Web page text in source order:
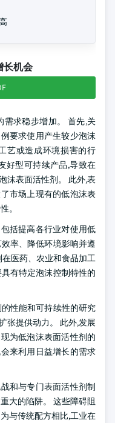
长机会
需求稳步增加。 首先,关
要求使用产生较少泡沫
艺或造成环境损害的行
好型可持续产品,导致在
沫表面活性剂。 此外,表
市场上现有的低泡沫表
。
括提高各行业对使用低
率、降低环境影响并遵
医药、农业和食品加工
有特定泡沫控制特性的
性能和可持续性的研究
张提供动力。 此外,发展
为低泡沫表面活性剂的
来利用日益增长的需求
和与专门表面活性剂制
大的陷阱。 这些障碍阻
与传统配方相比,工业在